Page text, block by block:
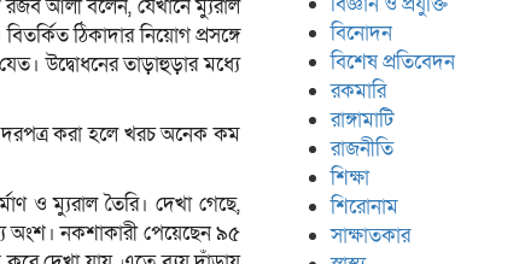
রজব আলী বলেন, যেখানে ম্যুরাল
ঠিকাদার নিয়োগ প্রসঙ্গে
উদ্বোধনের তাড়াহুড়ার মধ্যে
করা হলে খরচ অনেক কম
ও ম্যুরাল তৈরি। দেখা গেছে,
অংশ। নকশাকারী পেয়েছেন ৯৫
বিনোদন
বিশেষ প্রতিবেদন
রকমারি
রাঙ্গামাটি
রাজনীতি
শিক্ষা
শিরোনাম
সাক্ষাতকার